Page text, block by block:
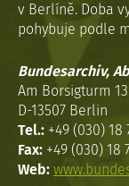
v Berlíně. Doba
pohybuje podle
Bundesarchiv,
Am Borsigturm
D-13507 Berlin
Tel.: +49 (030) 18
Fax: +49 (030) 18
Web: